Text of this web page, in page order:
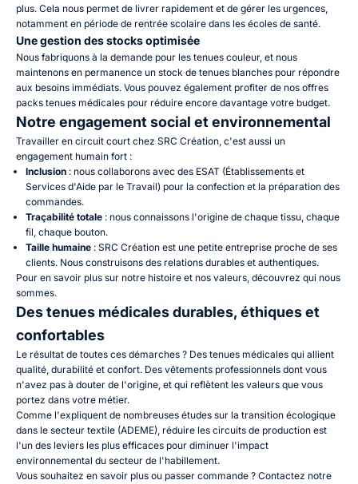
plus. Cela nous permet de livrer rapidement et de gérer les urgences,
notamment en période de rentrée scolaire dans les écoles de santé.
Une gestion des stocks optimisée
Nous fabriquons à la demande pour les tenues couleur, et nous
maintenons en permanence un stock de tenues blanches pour répondre
aux besoins immédiats. Vous pouvez également profiter de nos offres
packs tenues médicales pour réduire encore davantage votre budget.
Notre engagement social et environnemental
Travailler en circuit court chez SRC Création, c'est aussi un
engagement humain fort :
Inclusion : nous collaborons avec des ESAT (Établissements et
Services d'Aide par le Travail) pour la confection et la préparation des
commandes.
Traçabilité totale : nous connaissons l'origine de chaque tissu, chaque
fil, chaque bouton.
Taille humaine : SRC Création est une petite entreprise proche de ses
clients. Nous construisons des relations durables et authentiques.
Pour en savoir plus sur notre histoire et nos valeurs, découvrez qui nous
sommes.
Des tenues médicales durables, éthiques et
confortables
Le résultat de toutes ces démarches ? Des tenues médicales qui allient
qualité, durabilité et confort. Des vêtements professionnels dont vous
n'avez pas à douter de l'origine, et qui reflètent les valeurs que vous
portez dans votre métier.
Comme l'expliquent de nombreuses études sur la transition écologique
dans le secteur textile (ADEME), réduire les circuits de production est
l'un des leviers les plus efficaces pour diminuer l'impact
environnemental du secteur de l'habillement.
Vous souhaitez en savoir plus ou passer commande ? Contactez notre